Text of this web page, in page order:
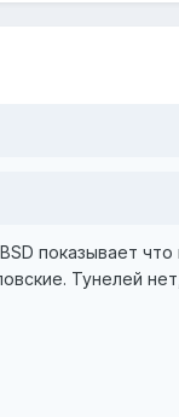
показывает что
Тунелей